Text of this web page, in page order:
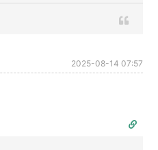
2025-08-14 07:57